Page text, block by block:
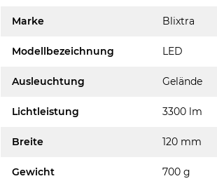
Marke Blixtra
Modellbezeichnung LED
Ausleuchtung Gelände
Lichtleistung 3300 lm
Breite 120 mm
Gewicht 700 g